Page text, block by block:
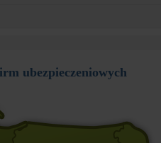
ubezpieczeniowych